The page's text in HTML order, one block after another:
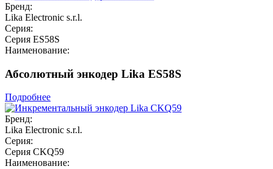
Бренд:
Lika Electronic s.r.l.
Серия:
Серия ES58S
Наименование:
Абсолютный энкодер Lika ES58S
Подробнее
Бренд:
Lika Electronic s.r.l.
Серия:
Серия CKQ59
Наименование: